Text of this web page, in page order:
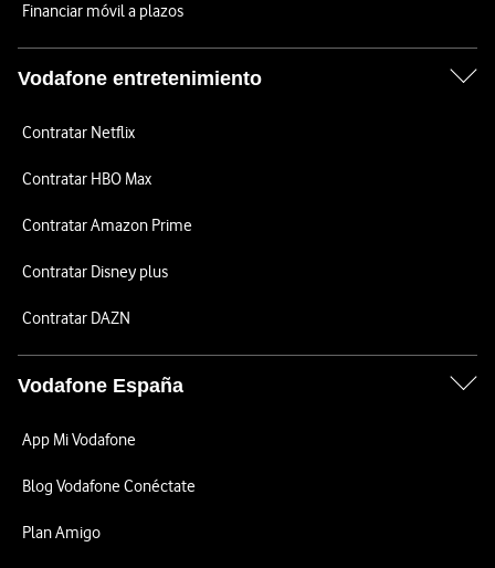
Financiar móvil a plazos
Vodafone entretenimiento
Contratar Netflix
Contratar HBO Max
Contratar Amazon Prime
Contratar Disney plus
Contratar DAZN
Vodafone España
App Mi Vodafone
Blog Vodafone Conéctate
Plan Amigo